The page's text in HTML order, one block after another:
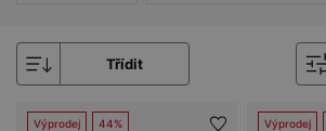
Třídit
Výprodej 44% Výprodej